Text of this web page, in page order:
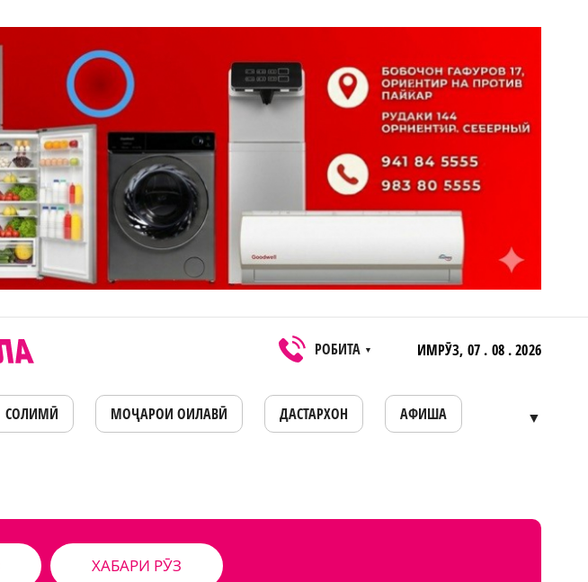
РОБИТА ▼ ИМРӮЗ, 07 . 08 . 2026
СОЛИМӢ МОҶАРОИ ОИЛАВӢ ДАСТАРХОН АФИША ▼
ХАБАРИ РӮЗ